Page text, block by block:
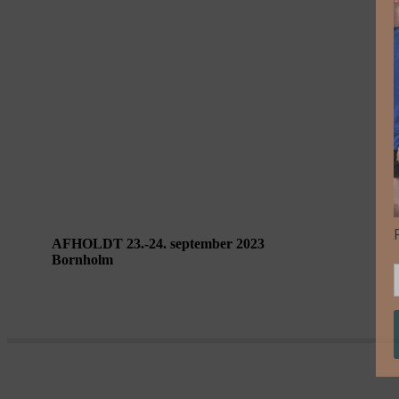
Performing Landscapes Bornholm –
AFHOLDT 23.-24. september 2023
Bornholm